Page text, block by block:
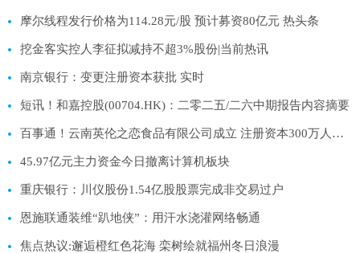
摩尔线程发行价格为114.28元/股 预计募资80亿元 热头条
挖金客实控人李征拟减持不超3%股份|当前热讯
南京银行：变更注册资本获批 实时
短讯！和嘉控股(00704.HK)：二零二五/二六中期报告内容摘要
百事通！云南英伦之恋食品有限公司成立 注册资本300万人民币
45.97亿元主力资金今日撤离计算机板块
重庆银行：川仪股份1.54亿股股票完成非交易过户
恩施联通装维“趴地侠”：用汗水浇灌网络畅通
焦点热议:邂逅橙红色花海 栾树绘就福州冬日浪漫